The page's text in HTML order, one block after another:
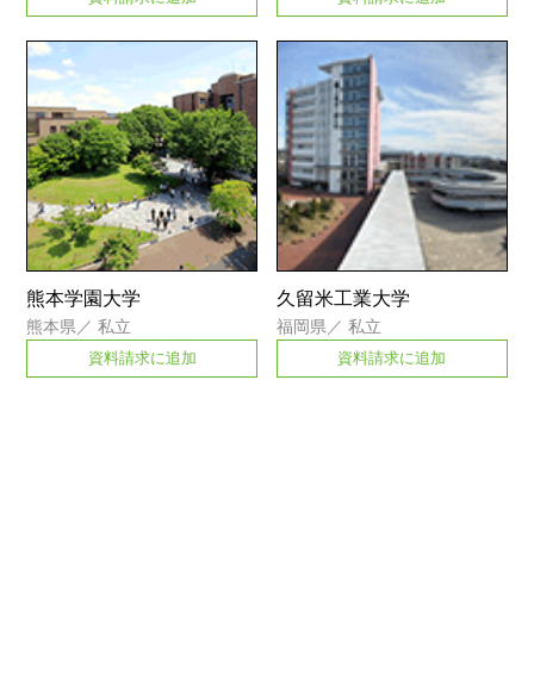
熊本学園大学
熊本県 ／私立
資料請求に追加
久留米工業大学
福岡県 ／私立
資料請求に追加